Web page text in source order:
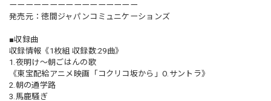
ーーーーーーーーーーーーーーーー
発売元：徳間ジャパンコミュニケーションズ
■収録曲
収録情報《1枚組 収録数:29曲》
1.夜明け～朝ごはんの歌
《東宝配給アニメ映画「コクリコ坂から」O.サントラ》
2.朝の通学路
3.馬鹿騒ぎ